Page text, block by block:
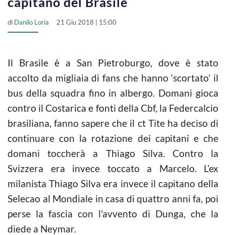
di Danilo Loria 21 Giu 2018 | 15:00
Il Brasile è a San Pietroburgo, dove è stato
accolto da migliaia di fans che hanno ‘scortato’ il
bus della squadra fino in albergo. Domani gioca
contro il Costarica e fonti della Cbf, la Federcalcio
brasiliana, fanno sapere che il ct Tite ha deciso di
continuare con la rotazione dei capitani e che
domani toccherà a Thiago Silva. Contro la
Svizzera era invece toccato a Marcelo. L’ex
milanista Thiago Silva era invece il capitano della
Selecao al Mondiale in casa di quattro anni fa, poi
perse la fascia con l’avvento di Dunga, che la
diede a Neymar.